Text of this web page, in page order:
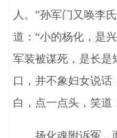
人。”孙军门又唤李
道：“小的杨化，是
军装被谋死，是长是
口，并不象妇女说话
白，点一点头，笑道